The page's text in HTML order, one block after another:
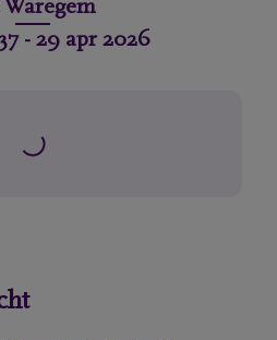
Waregem
- 29 apr 2026